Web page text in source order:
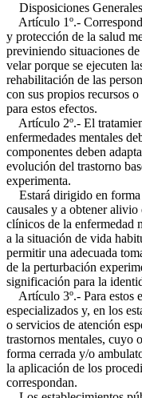
Disposiciones Generales
Artículo 1º.-
y protección de la salud
previniendo situaciones
velar porque se ejecuten
rehabilitación de las
con sus propios recursos
para estos efectos.
Artículo 2º.- El
enfermedades mentales
componentes deben
evolución del trastorno
experimenta.
Estará dirigido en forma
causales y a obtener
clínicos de la enfermedad
a la situación de vida
permitir una adecuada
de la perturbación
significación para la
Artículo 3º.- Para estos
especializados y, en los
o servicios de atención
trastornos mentales, cuyo
forma cerrada y/o
la aplicación de los
correspondan.